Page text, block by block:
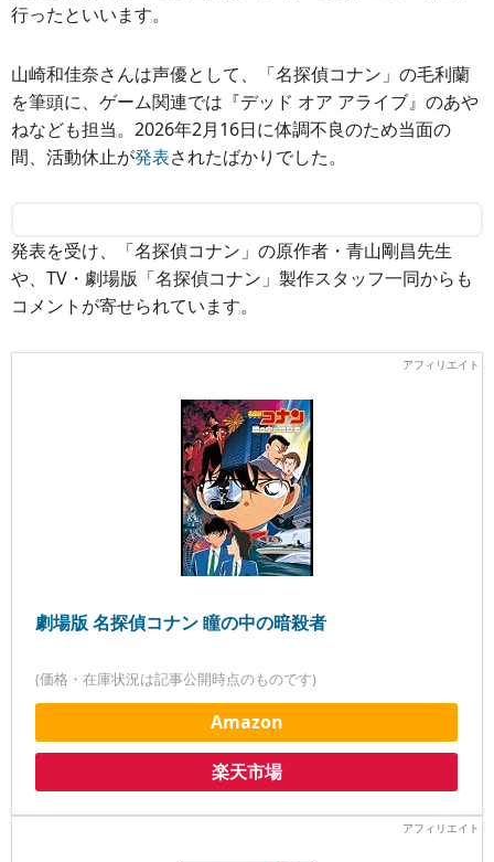
行ったといいます。
山崎和佳奈さんは声優として、「名探偵コナン」の毛利蘭
を筆頭に、ゲーム関連では『デッド オア アライブ』のあや
ねなども担当。2026年2月16日に体調不良のため当面の
間、活動休止が発表されたばかりでした。
発表を受け、「名探偵コナン」の原作者・青山剛昌先生
や、TV・劇場版「名探偵コナン」製作スタッフ一同からも
コメントが寄せられています。
劇場版 名探偵コナン 瞳の中の暗殺者
(価格・在庫状況は記事公開時点のものです)
Amazon
楽天市場